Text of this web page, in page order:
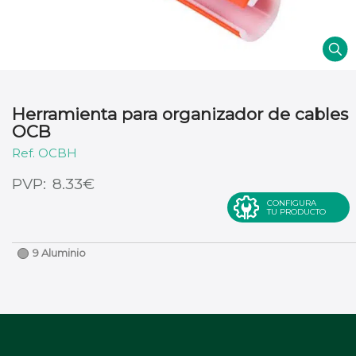
Herramienta para organizador de cables
OCB
8.33€
OCBH
CONFIGURA
TU PRODUCTO
9 Aluminio